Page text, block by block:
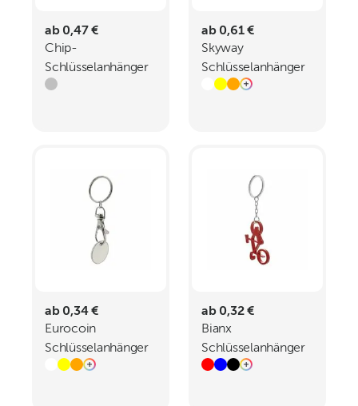
ab 0,47 €
Chip-
Schlüsselanhänger
Elegance
ab 0,61 €
Skyway
Schlüsselanhänger
ab 0,34 €
Eurocoin
Schlüsselanhänger
mit Einkaufswagen-
ab 0,32 €
Bianx
Schlüsselanhänger